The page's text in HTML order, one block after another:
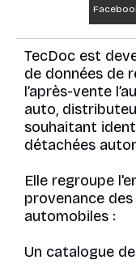
TecDoc est
de données de
l’après-vente
auto,
souhaitant
détachées
Elle regroupe
provenance
automobiles :
Un catalogue